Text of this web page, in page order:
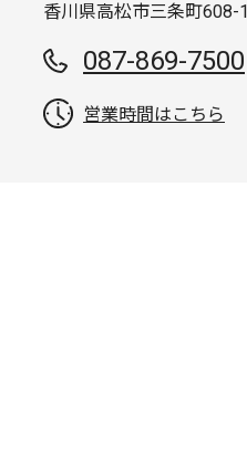
香川県高松市三条町608-1
087-869-7500
営業時間はこちら